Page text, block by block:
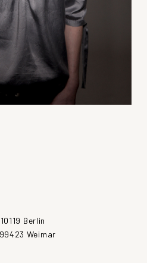
Berlin
Weimar